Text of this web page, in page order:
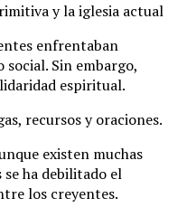
y la iglesia actual
enfrentaban
social. Sin embargo,
espiritual.
recursos y oraciones.
existen muchas
se ha debilitado el
los creyentes.